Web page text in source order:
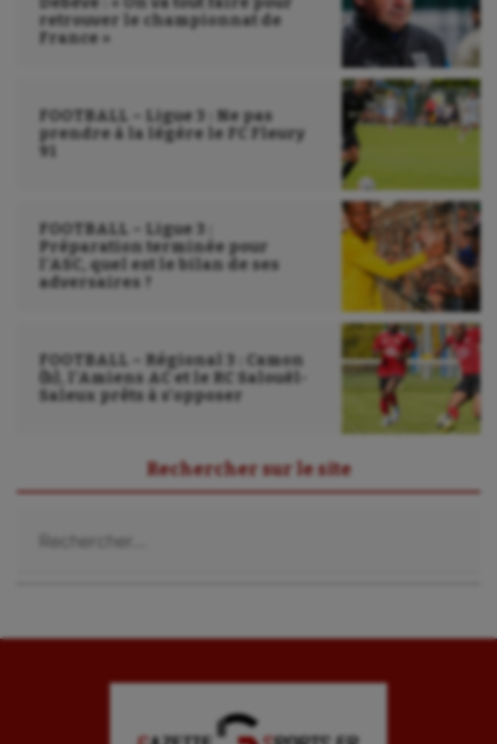
Triathlon
Voile
retrouver le championnat de
France »
FOOTBALL – Ligue 3 : Ne pas
prendre à la légère le FC Fleury
91
FOOTBALL – Ligue 3 :
Préparation terminée pour
l’ASC, quel est le bilan de ses
adversaires ?
FOOTBALL – Régional 3 : Camon
(b), l’Amiens AC et le RC Salouël-
Saleux prêts à s’opposer
Rechercher sur le site